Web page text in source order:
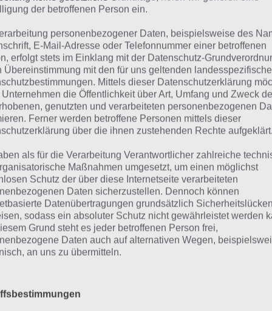
geht es in der App für
Wheels Race Off Screenshot – (c)
Hutch Games
Insgesamt gibt es
über 40 Strecken,
Können unter
sei gleich von
Fortschritt in Hot
langsam ist.
Jedes Fahrzeug
upgraden bevor du
freigeschaltet
seine eigene Währung, sodass du immer mit
musst, hier die Münzen verdienst und dann für ein
geht es in Hot Wheels Race Off stets um die
andere Fahrbahnlinien ausprobieren kannst, denn
der betroffenen Person ein.
personenbezogener Daten, beispielsweise des
E-Mail-Adresse oder Telefonnummer einer betroffenen
erfolgt stets im Einklang mit der Datenschutz-
Übereinstimmung mit den für uns geltenden
Mittels dieser Datenschutzerklärung
Unternehmen die Öffentlichkeit über Art, Umfang und Zweck
genutzten und verarbeiteten personenbezogenen
Ferner werden betroffene Personen mittels dieser
über die ihnen zustehenden Rechte aufgeklärt.
als für die Verarbeitung Verantwortlicher zahlreiche
Maßnahmen umgesetzt, um einen möglichst
Schutz der über diese Internetseite verarbeiteten
Daten sicherzustellen. Dennoch können
Datenübertragungen grundsätzlich Sicherheitslücken
sodass ein absoluter Schutz nicht gewährleistet werden
Grund steht es jeder betroffenen Person frei,
Daten auch auf alternativen Wegen,
an uns zu übermitteln.